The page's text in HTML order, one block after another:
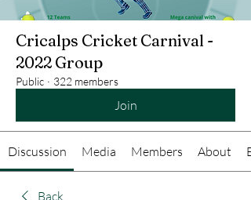
Cricalps Cricket Carnival -
2022 Group
Public · 322 members
Join
Discussion Media Members About
Back